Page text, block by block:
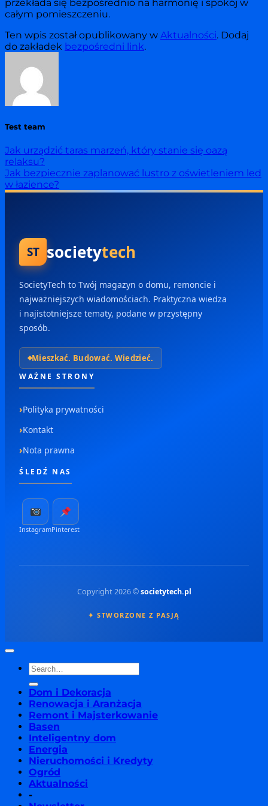
przekłada się bezpośrednio na harmonię i spokój w
całym pomieszczeniu.
Ten wpis został opublikowany w Aktualności. Dodaj
do zakładek bezpośredni link.
Test team
Jak urządzić taras marzeń, który stanie się oazą
relaksu?
Jak bezpiecznie zaplanować lustro z oświetleniem led
w łazience?
ST societytech
SocietyTech to Twój magazyn o domu, remoncie i
najważniejszych wiadomościach. Praktyczna wiedza
i najistotniejsze tematy, podane w przystępny
sposób.
Mieszkać. Budować. Wiedzieć.
WAŻNE STRONY
Polityka prywatności
Kontakt
Nota prawna
ŚLEDŹ NAS
InstagramPinterest
Copyright 2026 ©societytech.pl
✦ STWORZONE Z PASJĄ
Dom i Dekoracja
Renowacja i Aranżacja
Remont i Majsterkowanie
Basen
Inteligentny dom
Energia
Nieruchomości i Kredyty
Ogród
Aktualności
-